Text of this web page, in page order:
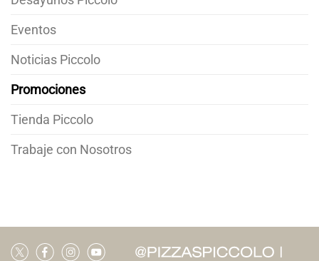
Eventos
Noticias Piccolo
Promociones
Tienda Piccolo
Trabaje con Nosotros